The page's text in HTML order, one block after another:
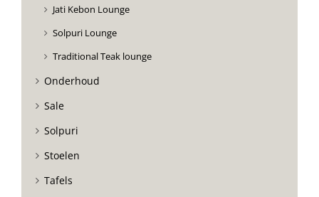
Jati Kebon Lounge
Solpuri Lounge
Traditional Teak lounge
Onderhoud
Sale
Solpuri
Stoelen
Tafels